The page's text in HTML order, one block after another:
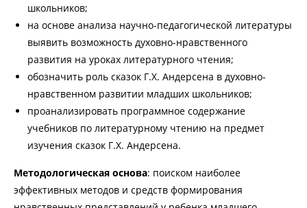
школьников;
на основе анализа научно-педагогической литературы
выявить возможность духовно-нравственного
развития на уроках литературного чтения;
обозначить роль сказок Г.Х. Андерсена в духовно-
нравственном развитии младших школьников;
проанализировать программное содержание
учебников по литературному чтению на предмет
изучения сказок Г.Х. Андерсена.
Методологическая основа: поиском наиболее
эффективных методов и средств формирования